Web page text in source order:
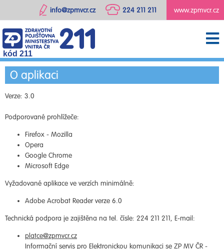
www.zpmvcr.cz
224 211 211
info@zpmvcr.cz
kód 211
O aplikaci
Verze: 3.0
Podporované prohlížeče:
Firefox - Mozilla
Opera
Google Chrome
Microsoft Edge
Vyžadované aplikace ve verzích minimálně:
Adobe Acrobat Reader verze 6.0
Technická podpora je zajištěna na tel. čísle: 224 211 211, E-mail:
platce@zpmvcr.cz
Informační servis pro Elektronickou komunikaci se ZP MV ČR -